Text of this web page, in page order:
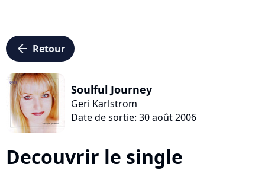
arrow_left Retour
Soulful Journey
Geri Karlstrom
Date de sortie: 30 août 2006
Decouvrir le single